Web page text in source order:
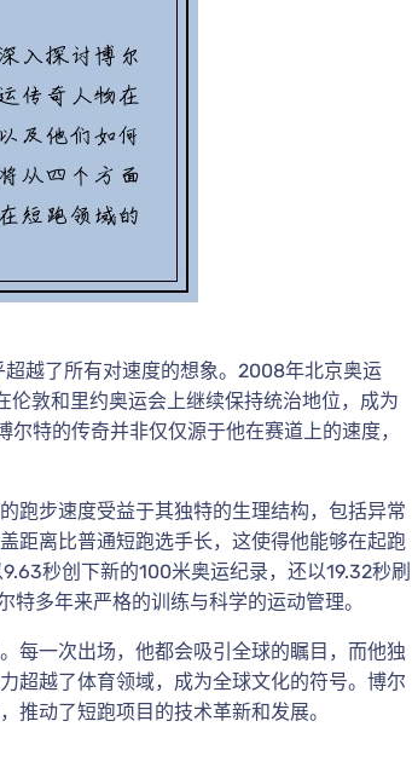
越了所有对速度的想象。2008年北京奥运
敦和里约奥运会上继续保持统治地位，成为
特的传奇并非仅仅源于他在赛道上的速度，
跑步速度受益于其独特的生理结构，包括异常
距离比普通短跑选手长，这使得他能够在起跑
秒创下新的100米奥运纪录，还以19.32秒刷
多年来严格的训练与科学的运动管理。
每一次出场，他都会吸引全球的瞩目，而他独
超越了体育领域，成为全球文化的符号。博尔
推动了短跑项目的技术革新和发展。